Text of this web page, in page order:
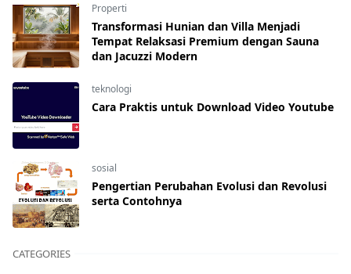
Properti
Transformasi Hunian dan Villa Menjadi
Tempat Relaksasi Premium dengan Sauna
dan Jacuzzi Modern
teknologi
Cara Praktis untuk Download Video Youtube
sosial
Pengertian Perubahan Evolusi dan Revolusi
serta Contohnya
CATEGORIES